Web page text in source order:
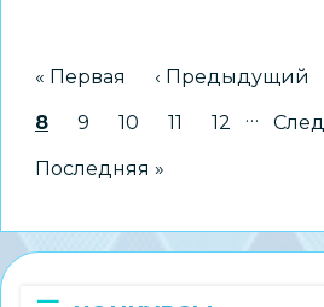
эссе
«Есть
открывает
работ
Нумерация
Первая страница
« Первая Предыдущая
‹ Предыдущий
Текущая страница
8 Страница
9 Страница
10 Страница
11 Страница
12 …
Последняя страница
Последняя »